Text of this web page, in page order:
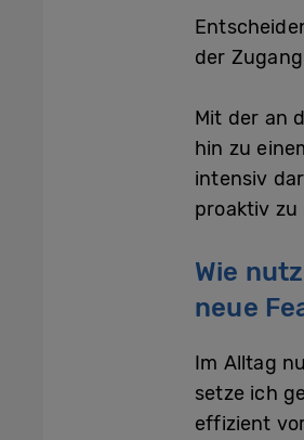
der
Mit der an
hin zu
intensiv
proaktiv
Wie
neue
Im Alltag
setze ich
effizient